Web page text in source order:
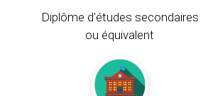
Diplôme d'études secondaires
ou équivalent